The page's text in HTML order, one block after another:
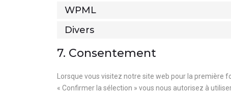
WPML
Divers
7. Consentement
Lorsque vous visitez notre site web pour la
« Confirmer la sélection » vous nous autorisez à